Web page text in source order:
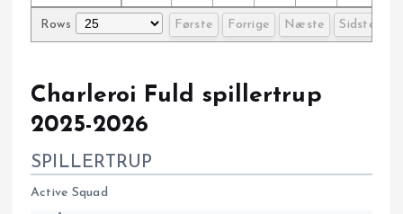
Rows Første Forrige Næste Sidste
Charleroi Fuld spillertrup
2025-2026
SPILLERTRUP
Active Squad